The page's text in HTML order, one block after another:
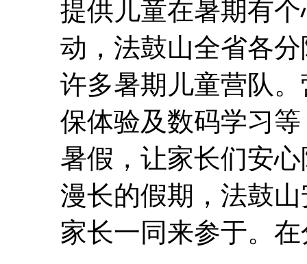
提供儿童在暑期有个
动，法鼓山全省各
许多暑期儿童营队
保体验及数码学习
暑假，让家长们安
漫长的假期，法鼓
家长一同来参于。